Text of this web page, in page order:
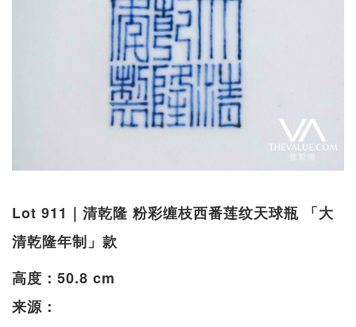
Lot 911｜清乾隆 粉彩缠枝西番莲纹天球瓶 「大
清乾隆年制」款
高度：50.8 cm
来源：